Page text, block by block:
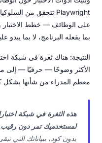
على الوظائف — خطط الاختبار
بما يفعله البرنامج، لا بما يبدو
النتيجة: هناك ثغرة في شبكة
الأكثر وضوحًا — حرفيًا — إلى
معظم المدراء من شأنها بشكل
هذه الثغرة في شبكة
لمستخدميك تمر دون
بدون كود، ببياناتك التي